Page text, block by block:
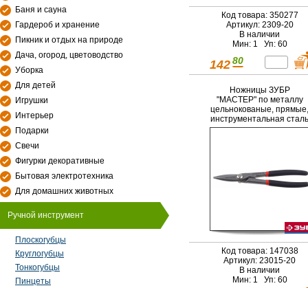
Баня и сауна
Гардероб и хранение
Пикник и отдых на природе
Дача, огород, цветоводство
Уборка
Для детей
Игрушки
Интерьер
Подарки
Свечи
Фигурки декоративные
Бытовая электротехника
Для домашних животных
Ручной инструмент
Плоскогубцы
Круглогубцы
Тонкогубцы
Пинцеты
Код товара: 350277
Артикул: 2309-20
В наличии
Мин: 1 Уп: 60
142 80
Ножницы ЗУБР
"МАСТЕР" по металлу
цельнокованые, прямые,
инструментальная сталь
У8, 200мм
Код товара: 147038
Артикул: 23015-20
В наличии
Мин: 1 Уп: 60